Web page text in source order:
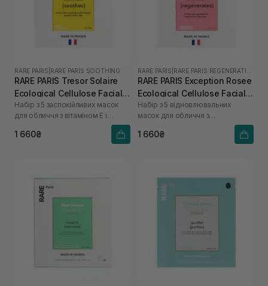
RARE PARIS RARE PARIS SOOTHING
RARE PARIS Tresor Solaire
Ecological Cellulose Facial
Mask 5 шт*23 мл
Набір з 5 заспокійливих масок
для обличчя з вітаміном Е і
1 660₴
RARE PARIS
RARE PARIS Exception Rosee
Ecological Cellulose Facial
Mask 5 шт* 23 мл
Набір з 5 відновлювальних
масок для обличчя з
керамідами, омега-3 і омега-6
1 660₴